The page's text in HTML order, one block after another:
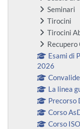
Seminari
Tirocini
Tirocini
Esami di
2026
La linea
Precorso
Corso
Corso